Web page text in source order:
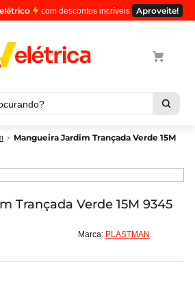
com descontos incríveis Aproveite!
Mangueira Jardim Trançada Verde 15M
Trançada Verde 15M 9345
Marca: PLASTMAN